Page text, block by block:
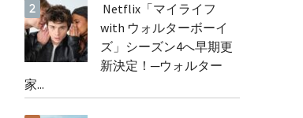
Netflix「マイライフ
with ウォルターボーイ
ズ」シーズン4へ早期更
新決定！─ウォルター
家...